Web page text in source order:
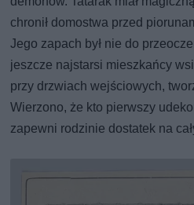
chronił domostwa przed
Jego zapach był nie do
jeszcze najstarsi mieszkańcy
przy drzwiach wejściowych,
Wierzono, że kto pierwszy
zapewni rodzinie dostatek na